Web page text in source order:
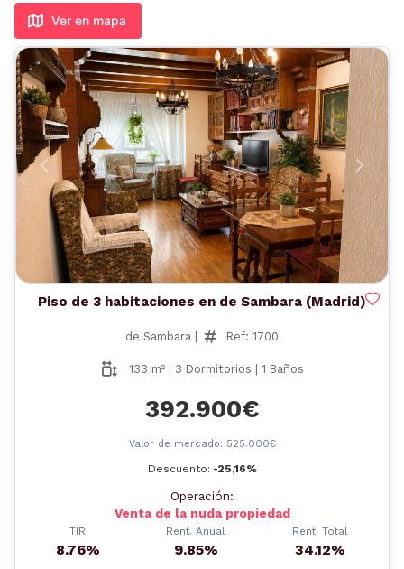
Ver en mapa
Anterior
Piso de 3 habitaciones en de Sambara (Madrid)
de Sambara | Ref: 1700
133 m² | 3 Dormitorios | 1 Baños
392.900€
Valor de mercado: 525.000€
Descuento: -25,16%
Operación:
Venta de la nuda propiedad
TIR
8.76%
Rent. Anual
9.85%
Rent. Total
34.12%